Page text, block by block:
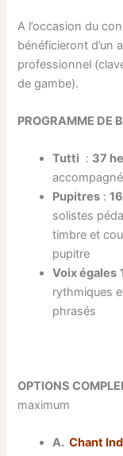
A l’occasion du
bénéficieront d’un
professionnel
de gambe).
PROGRAMME DE
Tutti : 37
Pupitres :
solistes
timbre et
pupitre
Voix égales
rythmiques
phrasés
OPTIONS
maximum
A.Chant